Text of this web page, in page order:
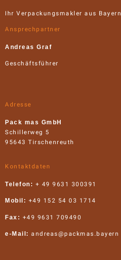
Ihr Verpackungsmakler aus Bayern
Ansprechpartner
Andreas Graf
Geschäftsführer
Adresse
Pack mas GmbH
Schillerweg 5
95643 Tirschenreuth
Kontaktdaten
Telefon: + 49 9631 300391
Mobil: +49 152 54 03 1714
Fax: +49 9631 709490
e-Mail: andreas@packmas.bayern